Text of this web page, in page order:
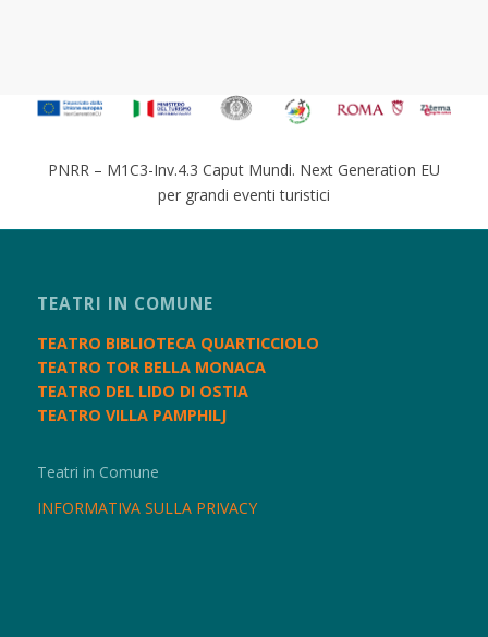
PNRR – M1C3-Inv.4.3 Caput Mundi. Next Generation EU
per grandi eventi turistici
TEATRI IN COMUNE
TEATRO BIBLIOTECA QUARTICCIOLO
TEATRO TOR BELLA MONACA
TEATRO DEL LIDO DI OSTIA
TEATRO VILLA PAMPHILJ
Teatri in Comune
INFORMATIVA SULLA PRIVACY